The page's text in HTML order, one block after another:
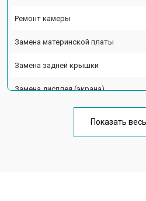
Ремонт камеры
Замена материнской платы
Замена задней крышки
Замена дисплея (экрана)
Замена кнопки включения
Показать